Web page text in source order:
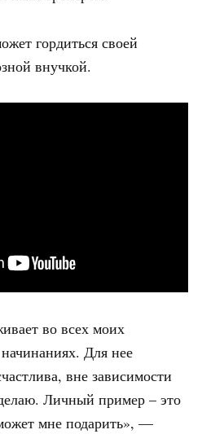
гордиться своей
внучкой.
во всех моих
Для нее
вне зависимости
Личный пример – это
мне подарить», —